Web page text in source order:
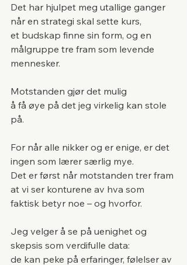
Det har hjulpet meg utallige ganger
når en strategi skal sette kurs,
et budskap finne sin form, og en
målgruppe tre fram som levende
mennesker.
Motstanden gjør det mulig
å få øye på det jeg virkelig kan stole
på.
For når alle nikker og er enige, er det
ingen som lærer særlig mye.
Det er først når motstanden trer fram
at vi ser konturene av hva som
faktisk betyr noe – og hvorfor.
Jeg velger å se på uenighet og
skepsis som verdifulle data:
de kan peke på erfaringer, følelser av